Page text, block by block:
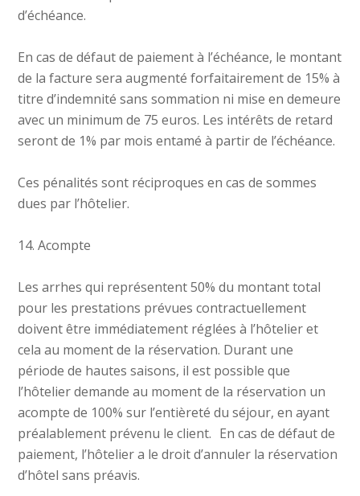
d’échéance.
En cas de défaut de paiement à l’échéance, le montant
de la facture sera augmenté forfaitairement de 15% à
titre d’indemnité sans sommation ni mise en demeure
avec un minimum de 75 euros. Les intérêts de retard
seront de 1% par mois entamé à partir de l’échéance.
Ces pénalités sont réciproques en cas de sommes
dues par l’hôtelier.
14. Acompte
Les arrhes qui représentent 50% du montant total
pour les prestations prévues contractuellement
doivent être immédiatement réglées à l’hôtelier et
cela au moment de la réservation. Durant une
période de hautes saisons, il est possible que
l’hôtelier demande au moment de la réservation un
acompte de 100% sur l’entièreté du séjour, en ayant
préalablement prévenu le client. En cas de défaut de
paiement, l’hôtelier a le droit d’annuler la réservation
d’hôtel sans préavis.